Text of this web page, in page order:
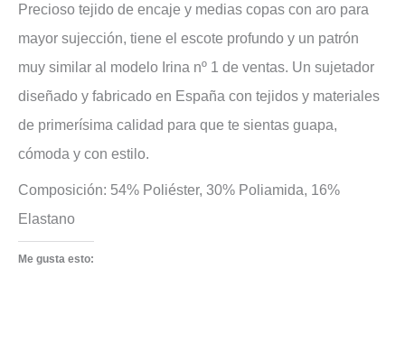
Precioso tejido de encaje y medias copas con aro para
mayor sujección, tiene el escote profundo y un patrón
muy similar al modelo Irina nº 1 de ventas. Un sujetador
diseñado y fabricado en España con tejidos y materiales
de primerísima calidad para que te sientas guapa,
cómoda y con estilo.
Composición: 54% Poliéster, 30% Poliamida, 16%
Elastano
Me gusta esto: